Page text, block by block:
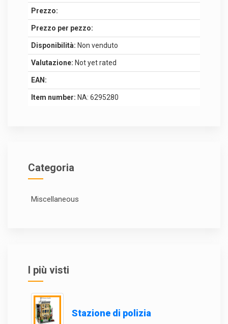
Prezzo:
Prezzo per pezzo:
Disponibilità: Non venduto
Valutazione: Not yet rated
EAN:
Item number: NA: 6295280
Categoria
Miscellaneous
I più visti
Stazione di polizia